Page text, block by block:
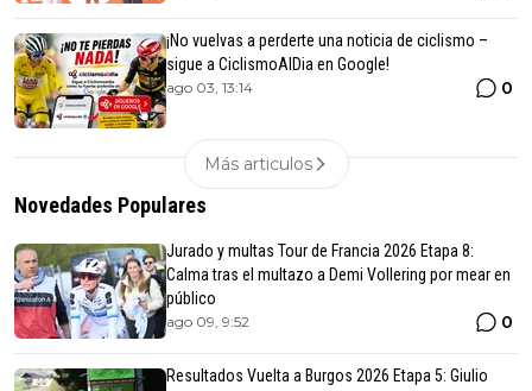
¡No vuelvas a perderte una noticia de ciclismo –
sigue a CiclismoAlDia en Google!
ago 03, 13:14 0
Más articulos
Novedades Populares
Jurado y multas Tour de Francia 2026 Etapa 8:
Calma tras el multazo a Demi Vollering por mear en
público
ago 09, 9:52 0
Resultados Vuelta a Burgos 2026 Etapa 5: Giulio